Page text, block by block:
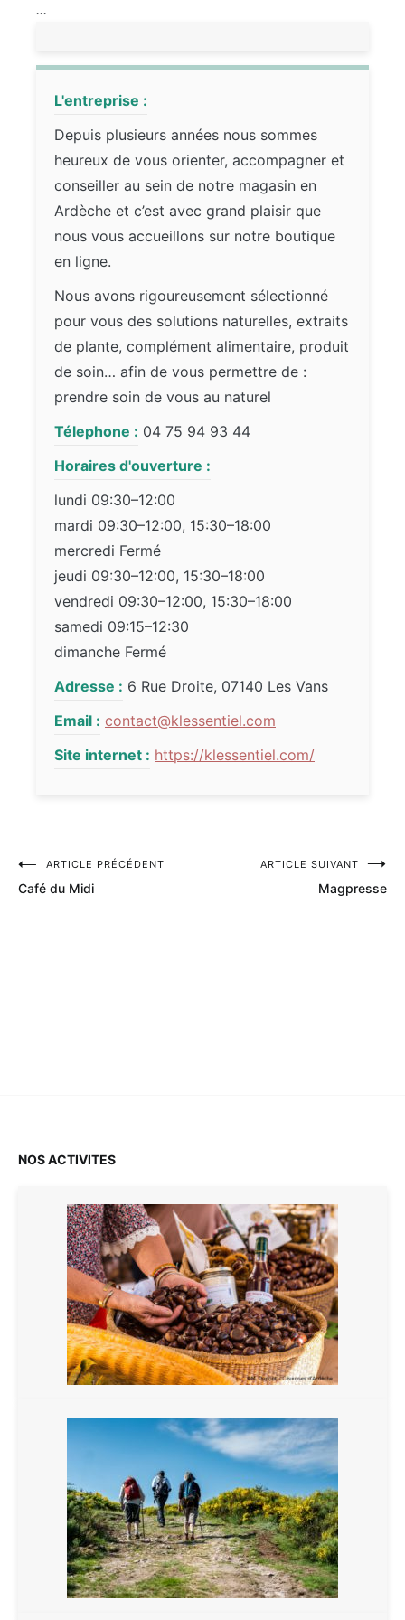
...
L'entreprise :
Depuis plusieurs années nous sommes
heureux de vous orienter, accompagner et
conseiller au sein de notre magasin en
Ardèche et c’est avec grand plaisir que
nous vous accueillons sur notre boutique
en ligne.
Nous avons rigoureusement sélectionné
pour vous des solutions naturelles, extraits
de plante, complément alimentaire, produit
de soin… afin de vous permettre de :
prendre soin de vous au naturel
Télephone : 04 75 94 93 44
Horaires d'ouverture :
lundi 09:30–12:00
mardi 09:30–12:00, 15:30–18:00
mercredi Fermé
jeudi 09:30–12:00, 15:30–18:00
vendredi 09:30–12:00, 15:30–18:00
samedi 09:15–12:30
dimanche Fermé
Adresse : 6 Rue Droite, 07140 Les Vans
Email : contact@klessentiel.com
Site internet : https://klessentiel.com/
Navigation
ARTICLE PRÉCÉDENT
Café du Midi
ARTICLE SUIVANT
Magpresse
NOS ACTIVITES